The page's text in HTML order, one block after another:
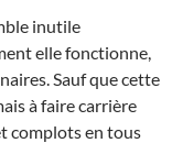
inutile
elle fonctionne,
Sauf que cette
à faire carrière
complots en tous